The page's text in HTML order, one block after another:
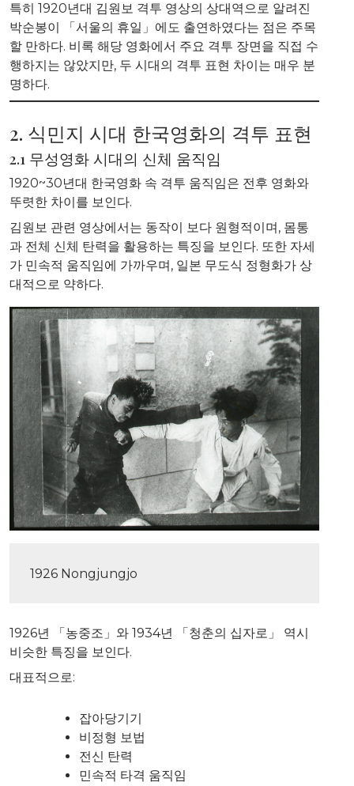
특히 1920년대 김원보 격투 영상의 상대역으로 알려진
박순봉이 「서울의 휴일」에도 출연하였다는 점은 주목
할 만하다. 비록 해당 영화에서 주요 격투 장면을 직접 수
행하지는 않았지만, 두 시대의 격투 표현 차이는 매우 분
명하다.
2. 식민지 시대 한국영화의 격투 표현
2.1 무성영화 시대의 신체 움직임
1920~30년대 한국영화 속 격투 움직임은 전후 영화와
뚜렷한 차이를 보인다.
김원보 관련 영상에서는 동작이 보다 원형적이며, 몸통
과 전체 신체 탄력을 활용하는 특징을 보인다. 또한 자세
가 민속적 움직임에 가까우며, 일본 무도식 정형화가 상
대적으로 약하다.
1926 Nongjungjo
1926년 「농중조」와 1934년 「청춘의 십자로」 역시
비슷한 특징을 보인다.
대표적으로:
잡아당기기
비정형 보법
전신 탄력
민속적 타격 움직임